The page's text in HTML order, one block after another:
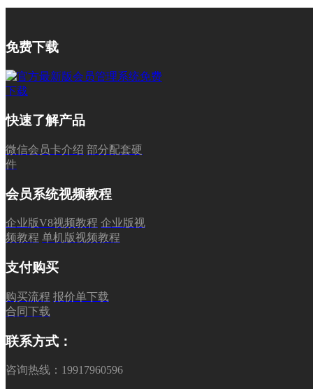
免费下载
快速了解产品
微信会员卡介绍 部分配套硬
件
会员系统视频教程
企业版V8视频教程 企业版视
频教程 单机版视频教程
支付购买
购买流程 报价单下载
合同下载
联系方式：
咨询热线：19917960596